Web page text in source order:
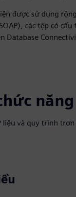
được sử dụng
các tệp có
Database
liệu và quy trình